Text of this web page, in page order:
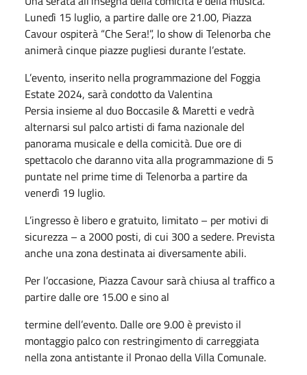
Lunedì 15 luglio, a partire dalle ore 21.00, Piazza
Cavour ospiterà “Che Sera!”, lo show di Telenorba che
animerà cinque piazze pugliesi durante l’estate.
L’evento, inserito nella programmazione del Foggia
Estate 2024, sarà condotto da Valentina
Persia insieme al duo Boccasile & Maretti e vedrà
alternarsi sul palco artisti di fama nazionale del
panorama musicale e della comicità. Due ore di
spettacolo che daranno vita alla programmazione di 5
puntate nel prime time di Telenorba a partire da
venerdì 19 luglio.
L’ingresso è libero e gratuito, limitato – per motivi di
sicurezza – a 2000 posti, di cui 300 a sedere. Prevista
anche una zona destinata ai diversamente abili.
Per l’occasione, Piazza Cavour sarà chiusa al traffico a
partire dalle ore 15.00 e sino al
termine dell’evento. Dalle ore 9.00 è previsto il
montaggio palco con restringimento di carreggiata
nella zona antistante il Pronao della Villa Comunale.